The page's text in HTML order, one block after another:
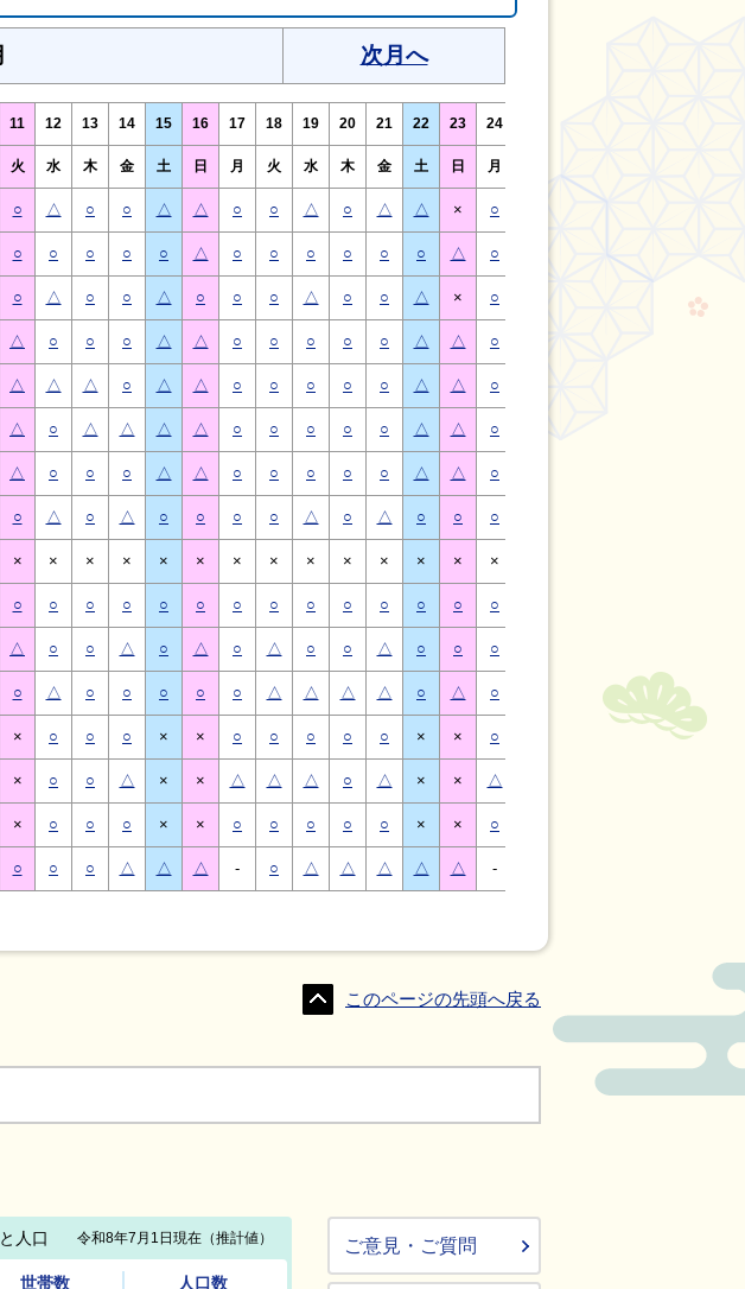
次月へ
11 12 13 14 15 16 17 18 19 20 21 22 23 24
火 水 木 金 土 日 月 火 水 木 金 土 日 月
○ △ ○ ○ △ △ ○ ○ △ ○ △ △ × ○
○ ○ ○ ○ ○ △ ○ ○ ○ ○ ○ ○ △ ○ ○
○ △ ○ ○ △ ○ ○ ○ △ ○ ○ △ × ○
△ ○ ○ ○ △ △ ○ ○ ○ ○ ○ △ △ ○
△ △ △ ○ △ △ ○ ○ ○ ○ ○ △ △ ○
△ ○ △ △ △ △ ○ ○ ○ ○ ○ △ △ ○
△ ○ ○ ○ △ △ ○ ○ ○ ○ ○ △ △ ○
○ △ ○ △ ○ ○ ○ ○ △ ○ △ ○ ○ ○
× × × × × × × × × × × × × ×
○ ○ ○ ○ ○ ○ ○ ○ ○ ○ ○ ○ ○ ○
△ ○ ○ △ ○ △ ○ △ ○ ○ △ ○ ○ ○
○ △ ○ ○ ○ ○ ○ △ △ △ △ ○ △ ○ △ △ ○
× ○ ○ ○ × × ○ ○ ○ ○ ○ × × ○ ×
× ○ ○ △ × × △ △ △ ○ △ × × △
× ○ ○ ○ × × ○ ○ ○ ○ ○ × × ○
○ ○ ○ △ △ △ - ○ △ △ △ △ △ -
このページの先頭へ戻る
ご意見・ご質問